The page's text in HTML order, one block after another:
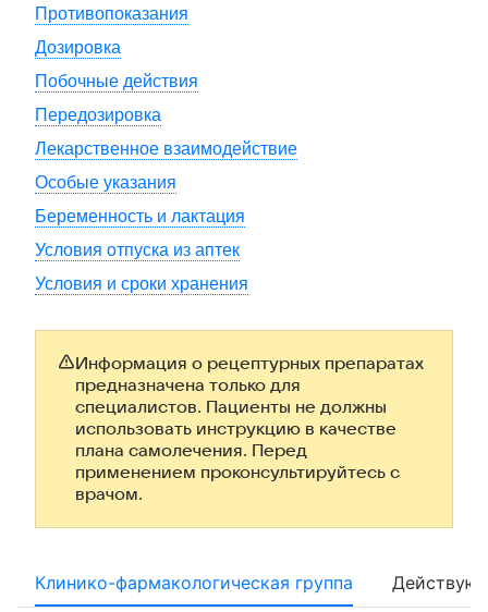
Противопоказания
Дозировка
Побочные действия
Передозировка
Лекарственное взаимодействие
Особые указания
Беременность и лактация
Условия отпуска из аптек
Условия и сроки хранения
Информация о рецептурных препаратах
предназначена только для
специалистов. Пациенты не должны
использовать инструкцию в качестве
плана самолечения. Перед
применением проконсультируйтесь с
врачом.
Клинико-фармакологическая группа